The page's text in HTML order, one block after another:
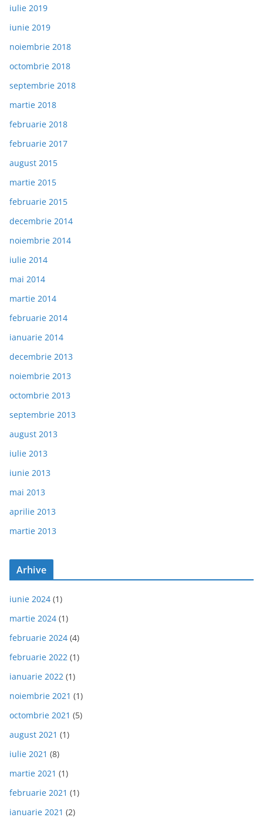
iulie 2019
iunie 2019
noiembrie 2018
octombrie 2018
septembrie 2018
martie 2018
februarie 2018
februarie 2017
august 2015
martie 2015
februarie 2015
decembrie 2014
noiembrie 2014
iulie 2014
mai 2014
martie 2014
februarie 2014
ianuarie 2014
decembrie 2013
noiembrie 2013
octombrie 2013
septembrie 2013
august 2013
iulie 2013
iunie 2013
mai 2013
aprilie 2013
martie 2013
Arhive
iunie 2024 (1)
martie 2024 (1)
februarie 2024 (4)
februarie 2022 (1)
ianuarie 2022 (1)
noiembrie 2021 (1)
octombrie 2021 (5)
august 2021 (1)
iulie 2021 (8)
martie 2021 (1)
februarie 2021 (1)
ianuarie 2021 (2)